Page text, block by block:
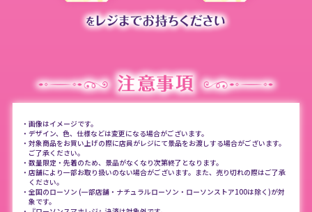
・画像はイメージです。
・デザイン、色、仕様などは変更になる場合がございます。
・対象商品をお買い上げの際に店員がレジにて景品をお渡しする場合がございます。
ご了承ください。
・数量限定・先着のため、景品がなくなり次第終了となります。
・店舗により一部お取り扱いのない場合がございます。また、売り切れの際はご了承
ください。
・全国のローソン (一部店舗・ナチュラルローソン・ローソンストア100は除く)が対
象です。